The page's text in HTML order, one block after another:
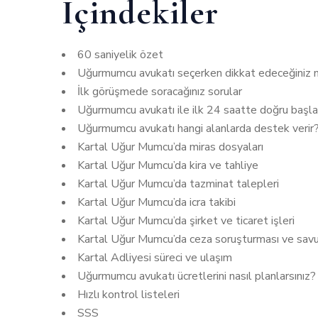
İçindekiler
60 saniyelik özet
Uğurmumcu avukatı seçerken dikkat edeceğiniz
İlk görüşmede soracağınız sorular
Uğurmumcu avukatı ile ilk 24 saatte doğru
Uğurmumcu avukatı hangi alanlarda destek verir?
Kartal Uğur Mumcu’da miras dosyaları
Kartal Uğur Mumcu’da kira ve tahliye
Kartal Uğur Mumcu’da tazminat talepleri
Kartal Uğur Mumcu’da icra takibi
Kartal Uğur Mumcu’da şirket ve ticaret işleri
Kartal Uğur Mumcu’da ceza soruşturması ve
Kartal Adliyesi süreci ve ulaşım
Uğurmumcu avukatı ücretlerini nasıl planlarsınız?
Hızlı kontrol listeleri
SSS